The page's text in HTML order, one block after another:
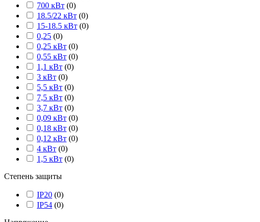
700 кВт (0)
18.5/22 кВт (0)
15-18.5 кВт (0)
0,25 (0)
0,25 кВт (0)
0,55 кВт (0)
1,1 кВт (0)
3 кВт (0)
5,5 кВт (0)
7,5 кВт (0)
3,7 кВт (0)
0,09 кВт (0)
0,18 кВт (0)
0,12 кВт (0)
4 кВт (0)
1,5 кВт (0)
Степень защиты
IP20 (0)
IP54 (0)